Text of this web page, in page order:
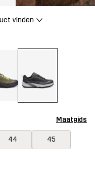
vinden
Maatgids
44 45